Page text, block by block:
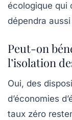
écologique qui
dépendra
Peut-on
l’isolation
Oui, des
d’économies
taux zéro